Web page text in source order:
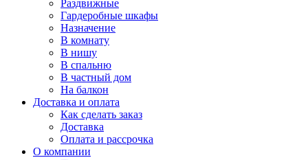
Раздвижные
Гардеробные шкафы
Назначение
В комнату
В нишу
В спальню
В частный дом
На балкон
Доставка и оплата
Как сделать заказ
Доставка
Оплата и рассрочка
О компании